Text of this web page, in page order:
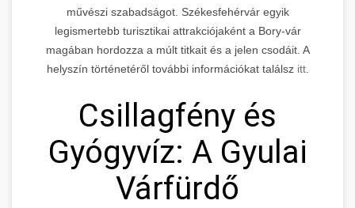
művészi szabadságot. Székesfehérvár egyik
legismertebb turisztikai attrakciójaként a Bory-vár
magában hordozza a múlt titkait és a jelen csodáit. A
helyszín történetéről további információkat találsz itt.
Csillagfény és
Gyógyvíz: A Gyulai
Várfürdő